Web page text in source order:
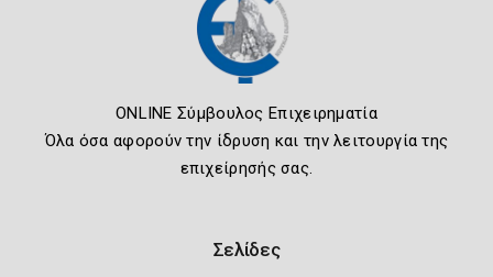
ONLINE Σύμβουλος Επιχειρηματία
Όλα όσα αφορούν την ίδρυση και την λειτουργία της
επιχείρησής σας.
Σελίδες